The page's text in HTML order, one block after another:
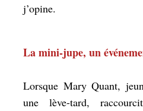
j’opine.
La mini-jupe, un
Lorsque Mary Quant,
une lève-tard,